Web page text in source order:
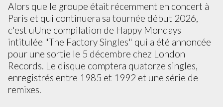
Alors que le groupe était récemment en concert à
Paris et qui continuera sa tournée début 2026,
c'est uUne compilation de Happy Mondays
intitulée "The Factory Singles" qui a été annoncée
pour une sortie le 5 décembre chez London
Records. Le disque comptera quatorze singles,
enregistrés entre 1985 et 1992 et une série de
remixes.